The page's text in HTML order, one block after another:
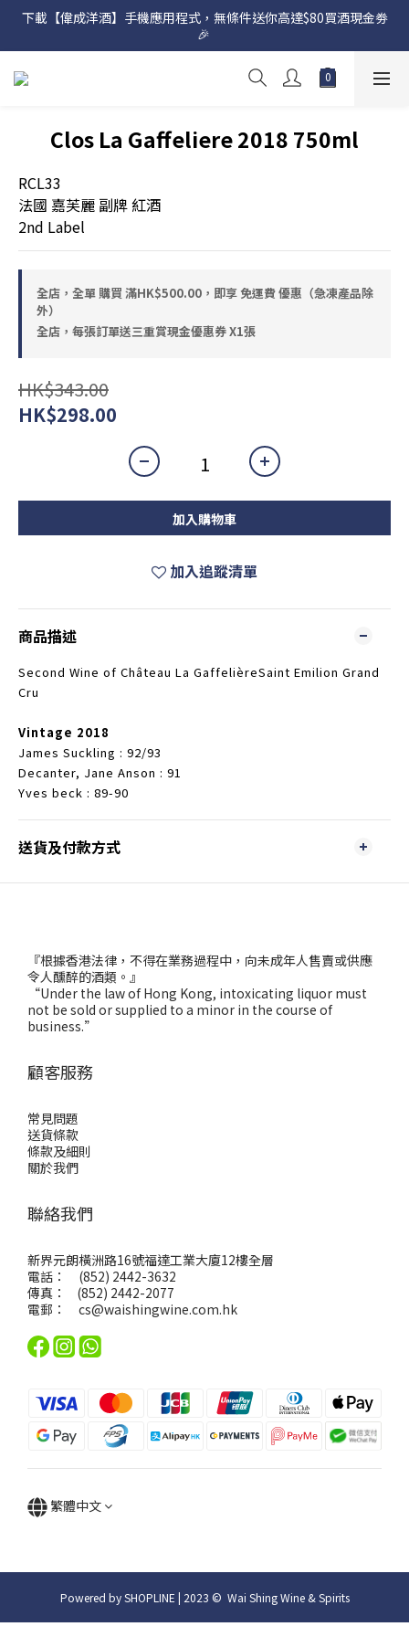
網店購滿 $500 即享免費送貨服務📦
下載【偉成洋酒】手機應用程式，無條件送你高達$80買酒現金劵
🎉
網店購滿 $500 即享免費送貨服務📦
Clos La Gaffeliere 2018 750ml
RCL33
法國 嘉芙麗 副牌 紅酒
2nd Label
全店，全單 購買 滿HK$500.00，即享 免運費 優惠（急凍產品除
外）
全店，每張訂單送三重賞現金優惠券 X1張
HK$343.00
HK$298.00
加入購物車
加入追蹤清單
商品描述
Second Wine of Château La GaffelièreSaint Emilion Grand
Cru
Vintage 2018
James Suckling : 92/93
Decanter, Jane Anson : 91
Yves beck : 89-90
送貨及付款方式
『根據香港法律，不得在業務過程中，向未成年人售賣或供應
令人醺醉的酒類。』
“Under the law of Hong Kong, intoxicating liquor must
not be sold or supplied to a minor in the course of
business.”
顧客服務
常見問題
送貨條款
條款及細則
關於我們
聯絡我們
新界元朗橫洲路16號福達工業大廈12樓全層
電話： (852) 2442-3632
傳真： (852) 2442-2077
電郵： cs@waishingwine.com.hk
繁體中文
Powered by SHOPLINE | 2023 © Wai Shing Wine & Spirits